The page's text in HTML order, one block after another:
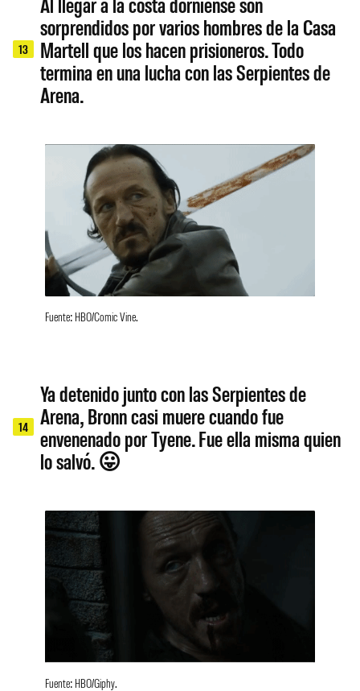
13
sorprendidos por varios hombres de la Casa
Martell que los hacen prisioneros. Todo
termina en una lucha con las Serpientes de
Arena.
Fuente: HBO/Comic Vine.
14
Ya detenido junto con las Serpientes de
Arena, Bronn casi muere cuando fue
envenenado por Tyene. Fue ella misma quien
lo salvó. 😛
Fuente: HBO/Giphy.